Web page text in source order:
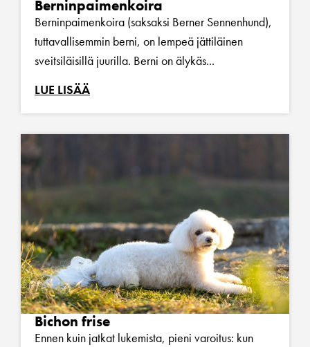
Berninpaimenkoira
Berninpaimenkoira (saksaksi Berner Sennenhund),
tuttavallisemmin berni, on lempeä jättiläinen
sveitsiläisillä juurilla. Berni on älykäs...
LUE LISÄÄ
Bichon frise
Ennen kuin jatkat lukemista, pieni varoitus: kun